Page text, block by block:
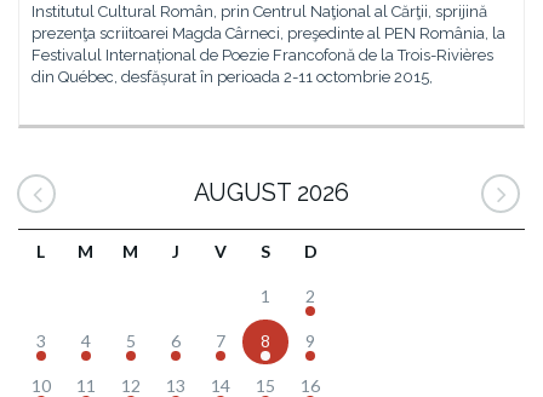
Institutul Cultural Român, prin Centrul Naţional al Cărţii, sprijină
prezenţa scriitoarei Magda Cârneci, preşedinte al PEN România, la
Festivalul Internațional de Poezie Francofonă de la Trois-Rivières
din Québec, desfășurat în perioada 2-11 octombrie 2015,
AUGUST 2026
L M M J V S D
1 2
3 4 5 6 7 8 9
10 11 12 13 14 15 16